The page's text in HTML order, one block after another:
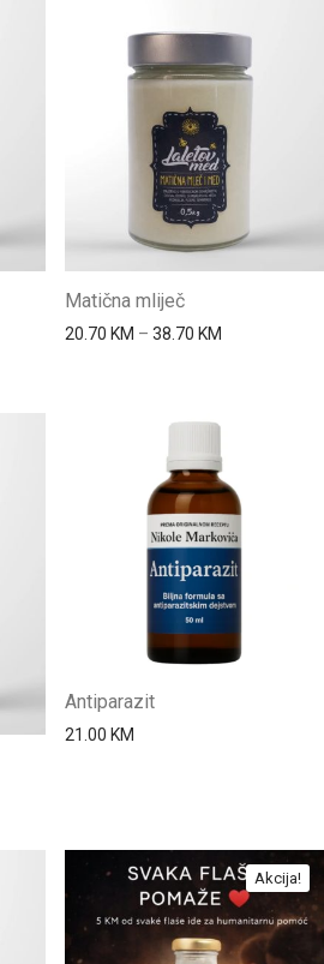
Matična mliječ
20.70 KM – 38.70 KM
Antiparazit
21.00 KM
Akcija!